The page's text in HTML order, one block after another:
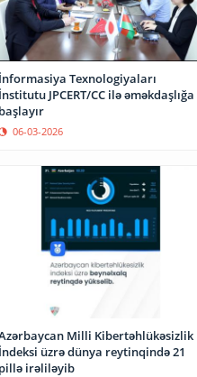
İnformasiya Texnologiyaları
İnstitutu JPCERT/CC ilə əməkdaşlığa
başlayır
06-03-2026
Milli Kibertəhlükəsizlik
İndeksi üzrə dünya reytinqində 21
pillə irəliləyib